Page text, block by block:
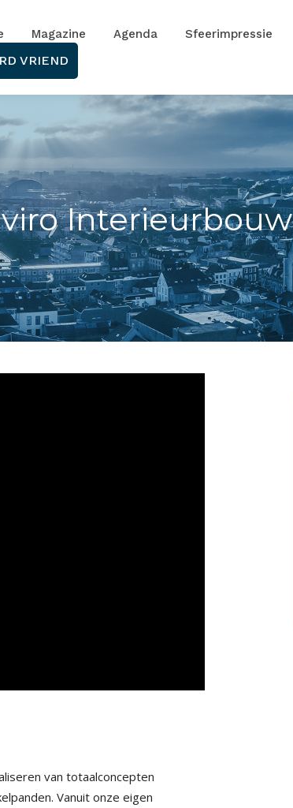
Magazine Agenda Sfeerimpressie
VRIEND
Interieurbouw
van totaalconcepten
Vanuit onze eigen